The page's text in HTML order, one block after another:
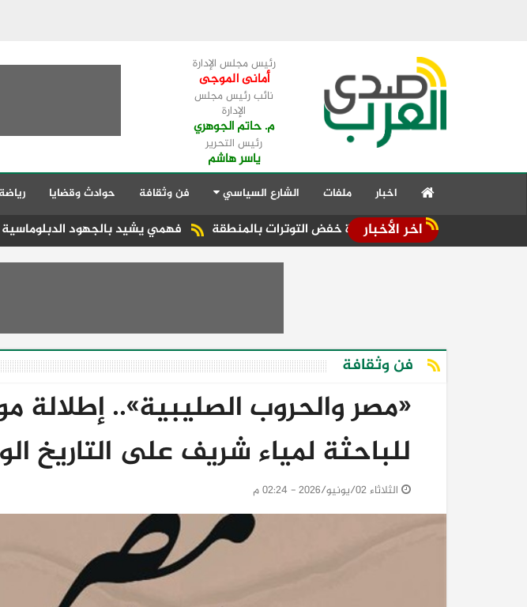
رئيس مجلس الإدارة
أمانى الموجى
نائب رئيس مجلس
الإدارة
م. حاتم الجوهري
رئيس التحرير
ياسر هاشم
اخبار ملفات الشارع السياسي فن وثقافة حوادث وقضايا رياضة
اخر الأخبار فهمي يشيد بالجهود الدبلوماسية العربية تؤكد ضرورة خفض التوترات بالمنطقة
فن وثقافة
«مصر والحروب الصليبية».. إطلالة
للباحثة لمياء شريف على التاريخ
الثلاثاء 02/يونيو/2026 - 02:24 م